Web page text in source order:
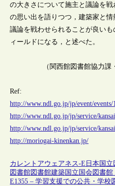
の大きさについて施主と議論を戦
の思い出を語りつつ，建築家と情
議論を戦わせられることが良いも
ィールドになる，と述べた。
（関西館図書館協力課
Ref:
http://www.ndl.go.jp/jp/event/events/
http://www.ndl.go.jp/jp/service/
http://www.ndl.go.jp/jp/service/
http://moriogai-kinenkan.jp/
カレントアウェアネス-E 日本 国立
図書館図書館建築国立国会図書館
E1355 – 学習支援での公共・学校